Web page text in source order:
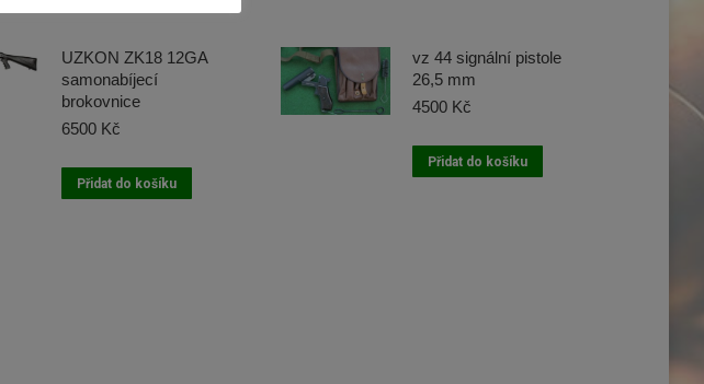
UZKON ZK18 12GA
samonabíjecí
brokovnice
6500 Kč
Přidat do košíku
vz 44 signální pistole
26,5 mm
4500 Kč
Přidat do košíku